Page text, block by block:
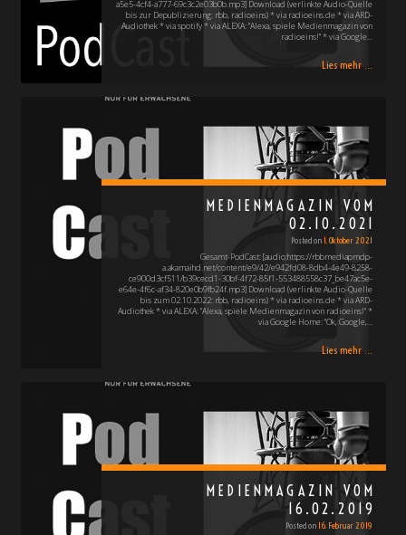
a5e5-4cf4-a777-69c3c2e03b0b.mp3] Download (verlinkte Audio-Quelle
bis zur Depublizierung: rbb, radioeins) * via radioeins.de * via ARD-
Audiothek * via spotify * via ALEXA: "Alexa, spiele Medienmagazin von
radioeins!" * via Google…
Lies mehr ...
MEDIENMAGAZIN VOM
02.10.2021
Posted on 1. Oktober 2021
Gesamt-PodCast: [audio:https://rbbmediapmdp-
a.akamaihd.net/content/e9/42/e942fd08-8db4-4e49-8258-
ce900d3cf511/b39cecd1-30bf-4f72-85f1-553488558c37_be47ac5e-
e64e-4f6c-af34-820e0b9fb24f.mp3] Download (verlinkte Audio-Quelle
bis zum 02.10.2022: rbb, radioeins) * via radioeins.de * via ARD-
Audiothek * via ALEXA: "Alexa, spiele Medienmagazin von radioeins!" *
via Google Home: "Ok, Google,…
Lies mehr ...
MEDIENMAGAZIN VOM
16.02.2019
Posted on 16. Februar 2019